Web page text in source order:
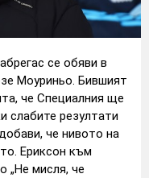
се обяви в
Моуриньо. Бившият
че Специалния ще
слабите резултати
че нивото на
Ериксон към
„Не мисля, че